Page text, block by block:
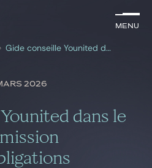
Menu
mots-clés
Menu
Gide conseille Younited dans le cadre de son émission inaugurale d’obligations subordonnées Tier 2
2026
dans le